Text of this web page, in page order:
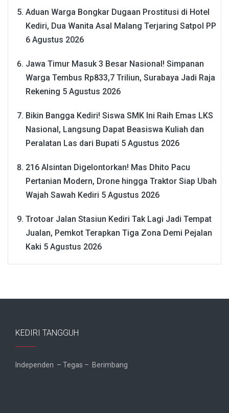
Aduan Warga Bongkar Dugaan Prostitusi di Hotel
Kediri, Dua Wanita Asal Malang Terjaring Satpol PP
6 Agustus 2026
Jawa Timur Masuk 3 Besar Nasional! Simpanan
Warga Tembus Rp833,7 Triliun, Surabaya Jadi Raja
Rekening 5 Agustus 2026
Bikin Bangga Kediri! Siswa SMK Ini Raih Emas LKS
Nasional, Langsung Dapat Beasiswa Kuliah dan
Peralatan Las dari Bupati 5 Agustus 2026
216 Alsintan Digelontorkan! Mas Dhito Pacu
Pertanian Modern, Drone hingga Traktor Siap Ubah
Wajah Sawah Kediri 5 Agustus 2026
Trotoar Jalan Stasiun Kediri Tak Lagi Jadi Tempat
Jualan, Pemkot Terapkan Tiga Zona Demi Pejalan
Kaki 5 Agustus 2026
KEDIRI TANGGUH
Independen – Tegas – Berimbang